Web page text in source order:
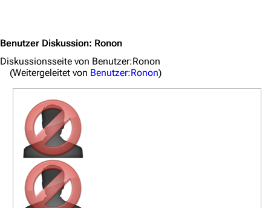
Das Stargate-Universum
Themenportal
Personen
Völker
Orte
Objekte
Zeitleiste
Benutzer Diskussion: Ronon
Diskussionsseite von Benutzer:Ronon
(Weitergeleitet von Benutzer:Ronon)